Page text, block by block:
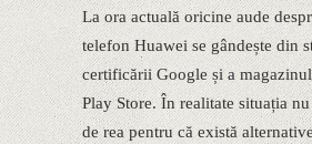
La ora actuală oricine aude
telefon Huawei se gândește din
certificării Google și a
Play Store. În realitate situația
de rea pentru că există